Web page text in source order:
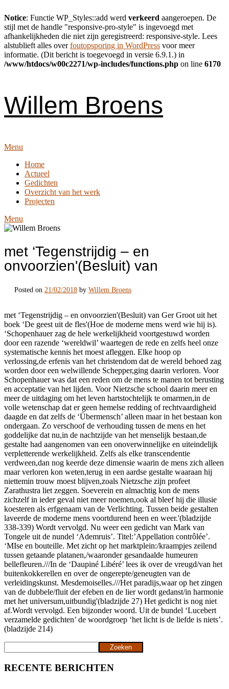
Notice: Functie WP_Styles::add werd verkeerd aangeroepen. De
stijl met de handle "responsive-pro-style" is ingevoegd met
afhankelijkheden die niet zijn geregistreerd: responsive-style. Lees
alstublieft alles overfoutopsporing in WordPress voor meer
informatie. (Dit bericht is toegevoegd in versie 6.9.1.) in
/www/htdocs/w00c2271/wp-includes/functions.php on line 6170
Willem Broens
Menu
Home
Actueel
Gedichten
Overzicht van het werk
Projecten
Menu
met ‘Tegenstrijdig – en
onvoorzien'(Besluit) van
Posted on 21/02/2018 by Willem Broens
met ‘Tegenstrijdig – en onvoorzien'(Besluit) van Ger Groot uit het
boek ‘De geest uit de fles'(Hoe de moderne mens werd wie hij is).
‘Schopenhauer zag de hele werkelijkheid voortgestuwd worden
door een razende ‘wereldwil’ waartegen de rede en zelfs heel onze
systematische kennis het moest afleggen. Elke hoop op
verlossing,de erfenis van het christendom dat de wereld behoed zag
worden door een welwillende Schepper,ging daarin verloren. Voor
Schopenhauer was dat een reden om de mens te manen tot berusting
en acceptatie van het lijden. Voor Nietzsche school daarin meer en
meer de uitdaging om het leven hartstochtelijk te omarmen,in de
volle wetenschap dat er geen hemelse redding of rechtvaardigheid
daagde en dat zelfs de ‘Übermensch’ alleen maar in het bestaan kon
ondergaan. Zo verschoof de verhouding tussen de mens en het
goddelijke dat nu,in de nachtzijde van het menselijk bestaan,de
gestalte had aangenomen van een onoverwinnelijke en uiteindelijk
verpletterende werkelijkheid. Zelfs als elke transcendentie
verdween,dan nog keerde deze dimensie waarin de mens zich alleen
maar verloren kon weten,terug in een aardse gestalte waaraan hij
niettemin trouw moest blijven,zoals Nietzsche zijn profeet
Zarathustra liet zeggen. Soeverein en almachtig kon de mens
zichzelf in ieder geval niet meer noemen,ook al bleef hij die illusie
koesteren als erfgenaam van de Verlichting. Tussen beide gestalten
laveerde de moderne mens voortdurend heen en weer.'(bladzijde
338-339) Wordt vervolgd. Nu weer een gedicht van Mark van
Tongele uit de nundel ‘Ademruis’. Titel:’Appellation contrôlée’.
‘MIse en bouteille. Met zicht op het marktplein:/kraampjes zeilend
tussen getaande platanen,/waaronder gesandaalde humeuren
bellefleuren.///In de ‘Daupiné Libéré’ lees ik over de vreugd/van het
buitenkokkerellen en over de ongerepte/geneugten van de
verleidingskunst. Mesdemoiselles.///Het paradijs,waar op het zingen
van de dubbele/fluit der efeben en de lier wordt gedanst/in harmonie
met het universum,uitbundig'(bladzijde 27) Het gedicht is nog niet
af.Wordt vervolgd. Een bijzonder woord. Uit de bundel ‘Lucebert
verzamelde gedichten’ de woordgroep ‘het licht is de liefde is niets’.
(bladzijde 214)
Zoeken
RECENTE BERICHTEN